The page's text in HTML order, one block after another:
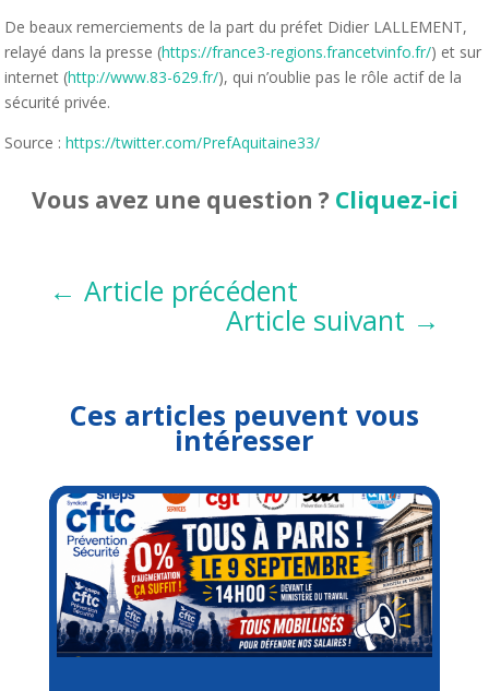
De beaux remerciements de la part du préfet Didier LALLEMENT,
relayé dans la presse (https://france3-regions.francetvinfo.fr/) et sur
internet (http://www.83-629.fr/), qui n’oublie pas le rôle actif de la
sécurité privée.
Source :https://twitter.com/PrefAquitaine33/
Vous avez une question ? Cliquez-ici
← Article précédent
Article suivant →
Ces articles peuvent vous
intéresser